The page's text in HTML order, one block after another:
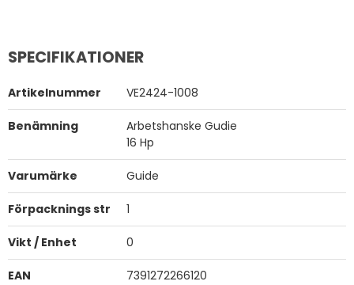
SPECIFIKATIONER
Artikelnummer VE2424-1008
Benämning
Arbetshanske Gudie
16 Hp
Varumärke Guide
Förpacknings str 1
Vikt / Enhet 0
EAN 7391272266120